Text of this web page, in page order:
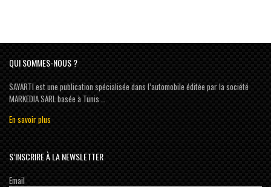
QUI SOMMES-NOUS ?
SAYARTI est une publication spécialisée dans l’automobile éditée par la société
MARKEDIA SARL basée à Tunis …
En savoir plus
S’INSCRIRE À LA NEWSLETTER
Email